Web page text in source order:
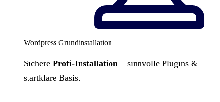
Wordpress Grundinstallation
Sichere Profi-Installation – sinnvolle Plugins &
startklare Basis.